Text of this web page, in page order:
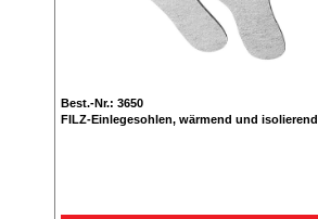
Best.-Nr.: 3650
FILZ-Einlegesohlen, wärmend und isolierend